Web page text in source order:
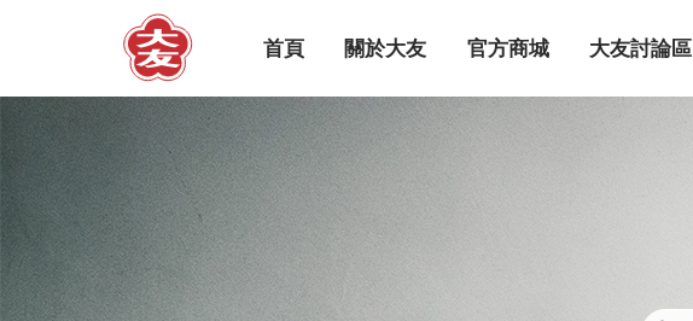
首頁 關於大友 官方商城 大友討論區